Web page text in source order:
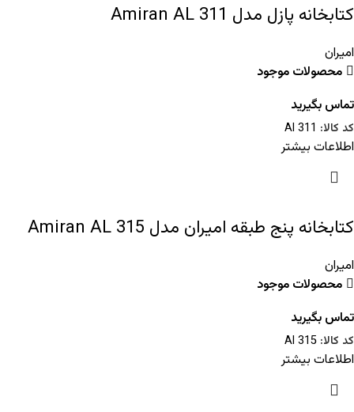
کتابخانه پازل مدل Amiran AL 311
امیران
محصولات موجود
تماس بگیرید
کد کالا: Al 311
اطلاعات بیشتر
کتابخانه پنج طبقه امیران مدل Amiran AL 315
امیران
محصولات موجود
تماس بگیرید
کد کالا: Al 315
اطلاعات بیشتر